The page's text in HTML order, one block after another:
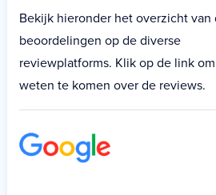
Bekijk hieronder het overzicht van
beoordelingen op de diverse
reviewplatforms. Klik op de link
weten te komen over de reviews.